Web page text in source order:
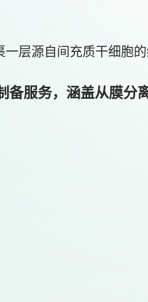
层源自间充质干细胞
备服务，涵盖从膜分